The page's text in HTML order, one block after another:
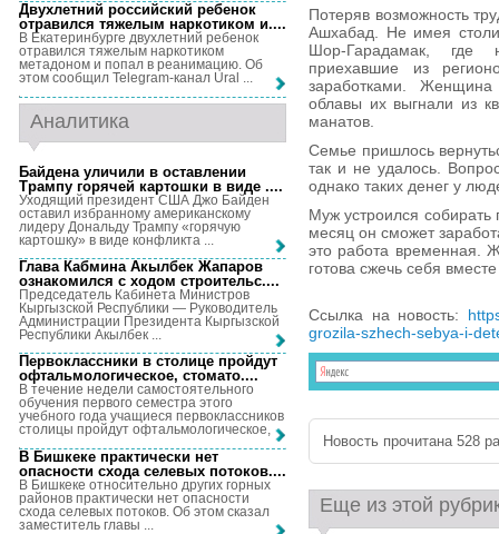
Потеряв возможность
Ашхабад. Не имея
Шор-Гарадамак, где
приехавшие из
заработками.
облавы их выгнали из
манатов.
Семье пришлось
так и не удалось.
однако таких денег у
Муж устроился
месяц он сможет
это работа временная.
готова сжечь себя
Ссылка на новость:
grozila-szhech-sebya-i-
Новость прочитана 528
Еще из этой
Двухлетний российский ребенок
отравился тяжелым наркотиком и....
В Екатеринбурге двухлетний ребенок
отравился тяжелым наркотиком
метадоном и попал в реанимацию. Об
этом сообщил Telegram-канал Ural ...
Аналитика
Байдена уличили в оставлении
Трампу горячей картошки в виде ....
Уходящий президент США Джо Байден
оставил избранному американскому
лидеру Дональду Трампу «горячую
картошку» в виде конфликта ...
Глава Кабмина Акылбек Жапаров
ознакомился с ходом строительс....
Председатель Кабинета Министров
Кыргызской Республики — Руководитель
Администрации Президента Кыргызской
Республики Акылбек ...
Первоклассники в столице пройдут
офтальмологическое, стомато....
В течение недели самостоятельного
обучения первого семестра этого
учебного года учащиеся первоклассников
столицы пройдут офтальмологическое, ...
В Бишкеке практически нет
опасности схода селевых потоков....
В Бишкеке относительно других горных
районов практически нет опасности
схода селевых потоков. Об этом сказал
заместитель главы ...